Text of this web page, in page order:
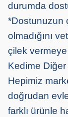
durumda
*Dostunuzun
olmadığını
çilek vermeye
Kedime
Hepimiz
doğrudan
farklı ürünle